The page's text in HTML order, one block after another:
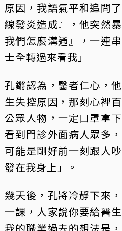
原因，我語氣平和追問
線發炎造成』，他突然
我們怎麼溝通』，一連
士全轉過來看我」
孔鏘認為，醫者仁心，
生失控原因，那刻心裡
公眾人物，一定口罩拿
看到門診外面病人眾多
可能是剛好前一刻跟人
發在我身上」。
幾天後，孔將冷靜下來
一課，人家說你要給醫
我的職業過去的想法是